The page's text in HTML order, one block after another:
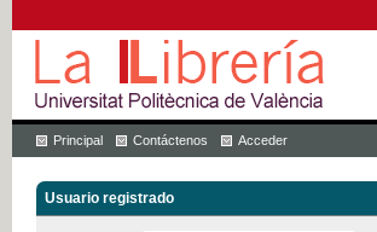
Principal Contáctenos Acceder
Usuario registrado